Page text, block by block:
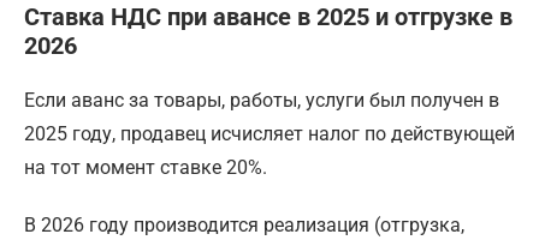
Ставка НДС при авансе в 2025 и отгрузке в
2026
Если аванс за товары, работы, услуги был получен в
2025 году, продавец исчисляет налог по действующей
на тот момент ставке 20%.
В 2026 году производится реализация (отгрузка,